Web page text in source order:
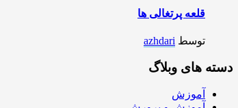
قلعه پرتغالی ها
توسط azhdari
دسته های وبلاگ
آموزش